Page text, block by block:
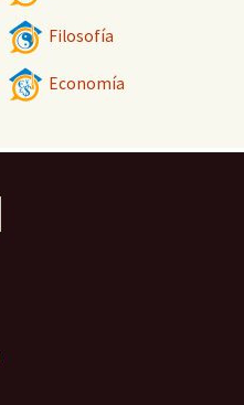
Filosofía
Economía